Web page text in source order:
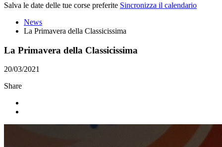
Salva le date delle tue corse preferite Sincronizza il calendario
News
La Primavera della Classicissima
La Primavera della Classicissima
20/03/2021
Share